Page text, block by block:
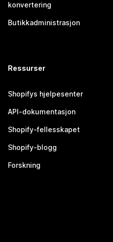
konvertering
Butikkadministrasjon
Ressurser
Shopifys hjelpesenter
API-dokumentasjon
Shopify-fellesskapet
Shopify-blogg
Forskning